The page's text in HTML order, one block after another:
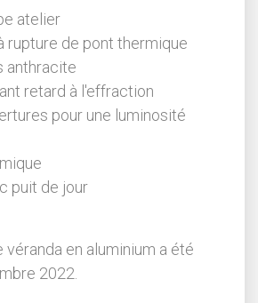
atelier
rupture de pont thermique
anthracite
retard à l'effraction
pour une luminosité
puit de jour
en aluminium a été
2022.